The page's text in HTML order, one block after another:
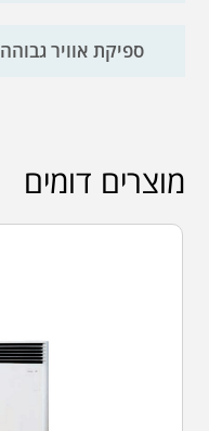
ספיקת אוויר גבוהה
מוצרים דומים